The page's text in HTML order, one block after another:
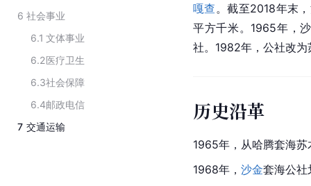
6 社会事业
6.1 文体事业
6.2医疗卫生
6.3社会保障
6.4邮政电信
7 交通运输
嘎查 。截至2018年末
平方千米。1965年，
社。1982年，公社改
历史沿革
1965年，从哈腾套海
1968年， 沙金套海公社